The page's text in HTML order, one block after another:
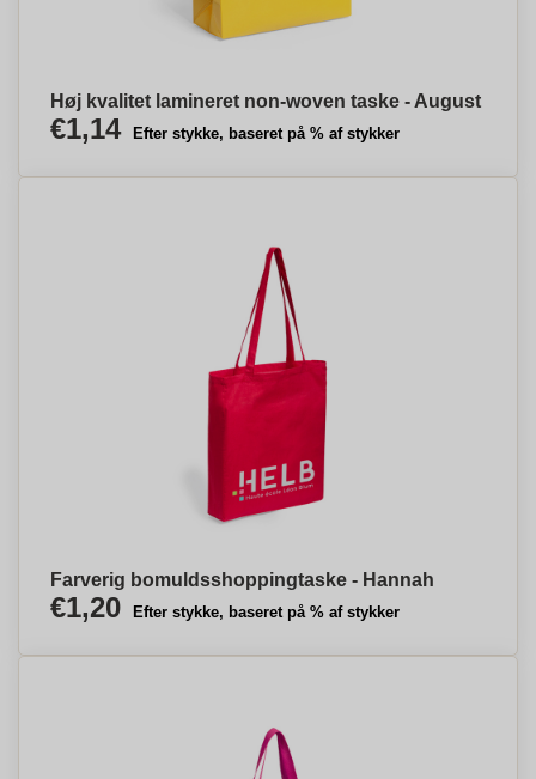
Høj kvalitet lamineret non-woven taske - August
€1,14 Efter stykke, baseret på % af stykker
Farverig bomuldsshoppingtaske - Hannah
€1,20 Efter stykke, baseret på % af stykker